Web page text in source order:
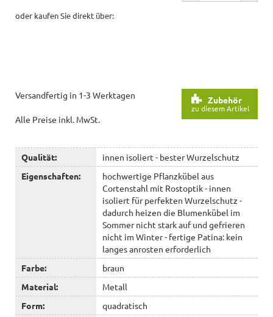
oder kaufen Sie direkt über:
Zubehör
zu diesem Artikel
Versandfertig in 1-3 Werktagen
Alle Preise inkl. MwSt.
Qualität:
innen isoliert - bester Wurzelschutz
Eigenschaften:
hochwertige Pflanzkübel aus
Cortenstahl mit Rostoptik - innen
isoliert für perfekten Wurzelschutz -
dadurch heizen die Blumenkübel im
Sommer nicht stark auf und gefrieren
nicht im Winter - fertige Patina: kein
langes anrosten erforderlich
Farbe:
braun
Material:
Metall
Form:
quadratisch